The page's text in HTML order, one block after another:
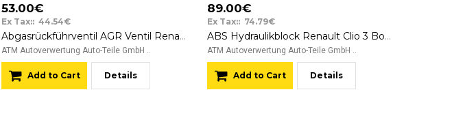
53.00€
Ex Tax:: 44.54€
Abgasrückführventil AGR Ventil Renault Clio 3 III 1.5 dCi 140780 8200068470
ATM Autoverwertung Auto-Teile GmbH ..
Add to Cart Details
89.00€
Ex Tax:: 74.79€
ABS Hydraulikblock Renault Clio 3 Bosch 0265950788 8200890129 0265234754
ATM Autoverwertung Auto-Teile GmbH ..
Add to Cart Details